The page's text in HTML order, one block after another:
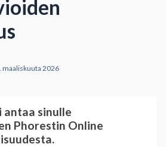
maaliskuuta 2026
antaa sinulle
Phorestin Online